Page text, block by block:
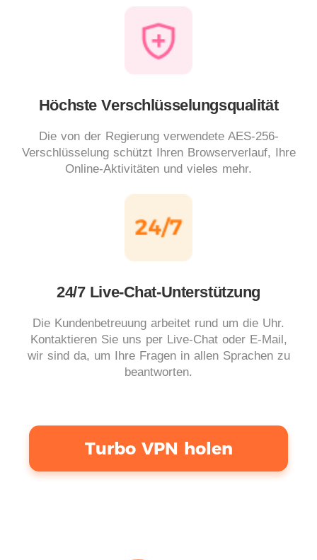
Höchste Verschlüsselungsqualität
Die von der Regierung verwendete AES-256-
Verschlüsselung schützt Ihren Browserverlauf, Ihre
Online-Aktivitäten und vieles mehr.
24/7 Live-Chat-Unterstützung
Die Kundenbetreuung arbeitet rund um die Uhr.
Kontaktieren Sie uns per Live-Chat oder E-Mail,
wir sind da, um Ihre Fragen in allen Sprachen zu
beantworten.
Turbo VPN holen